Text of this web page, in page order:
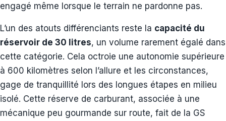
engagé même lorsque le terrain ne pardonne pas.
L’un des atouts différenciants reste la capacité du
réservoir de 30 litres, un volume rarement égalé dans
cette catégorie. Cela octroie une autonomie supérieure
à 600 kilomètres selon l’allure et les circonstances,
gage de tranquillité lors des longues étapes en milieu
isolé. Cette réserve de carburant, associée à une
mécanique peu gourmande sur route, fait de la GS